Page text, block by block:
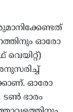
ഓരോ
ഓരോ
ടൺ ഭാരം